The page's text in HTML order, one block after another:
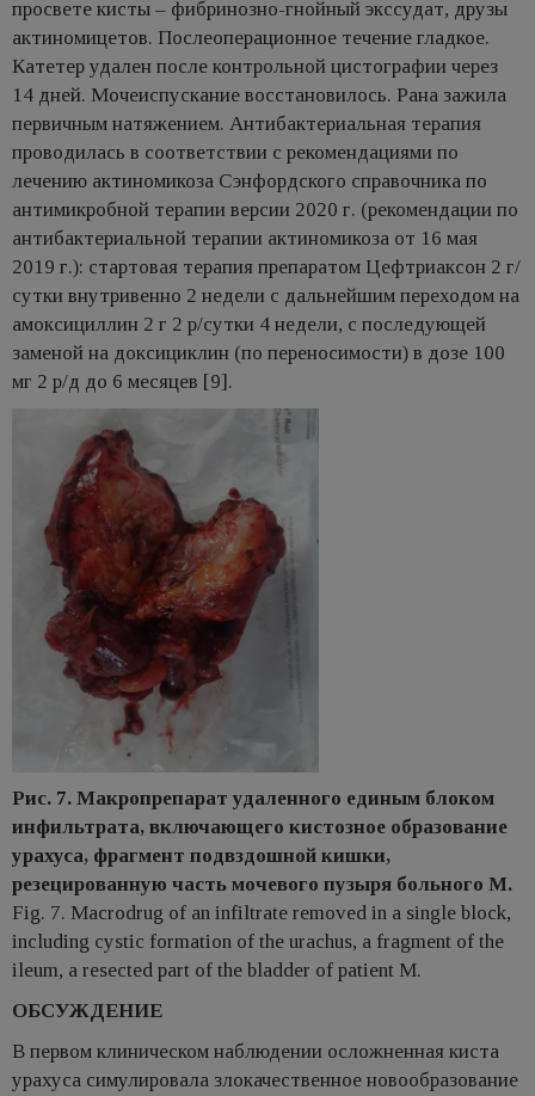
просвете кисты – фибринозно-гнойный экссудат, друзы
актиномицетов. Послеоперационное течение гладкое.
Катетер удален после контрольной цистографии через
14 дней. Мочеиспускание восстановилось. Рана зажила
первичным натяжением. Антибактериальная терапия
проводилась в соответствии с рекомендациями по
лечению актиномикоза Сэнфордского справочника по
антимикробной терапии версии 2020 г. (рекомендации по
антибактериальной терапии актиномикоза от 16 мая
2019 г.): стартовая терапия препаратом Цефтриаксон 2 г/
сутки внутривенно 2 недели с дальнейшим переходом на
амоксициллин 2 г 2 р/сутки 4 недели, с последующей
заменой на доксициклин (по переносимости) в дозе 100
мг 2 р/д до 6 месяцев [9].
Рис. 7. Макропрепарат удаленного единым блоком
инфильтрата, включающего кистозное образование
урахуса, фрагмент подвздошной кишки,
резецированную часть мочевого пузыря больного М.
Fig. 7. Macrodrug of an infiltrate removed in a single block,
including cystic formation of the urachus, a fragment of the
ileum, a resected part of the bladder of patient M.
ОБСУЖДЕНИЕ
В первом клиническом наблюдении осложненная киста
урахуса симулировала злокачественное новообразование